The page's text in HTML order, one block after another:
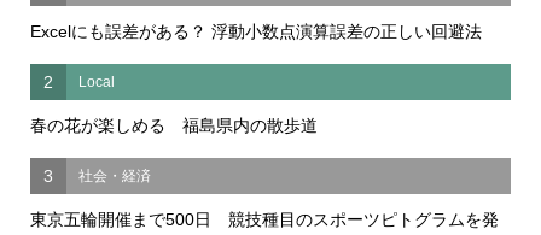
Excelにも誤差がある？ 浮動小数点演算誤差の正しい回避法
2 Local
春の花が楽しめる 福島県内の散歩道
3 社会・経済
東京五輪開催まで500日 競技種目のスポーツピトグラムを発